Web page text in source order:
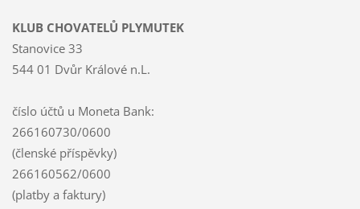
KLUB CHOVATELŮ PLYMUTEK
Stanovice 33
544 01 Dvůr Králové n.L.
číslo účtů u Moneta Bank:
266160730/0600
(členské příspěvky)
266160562/0600
(platby a faktury)